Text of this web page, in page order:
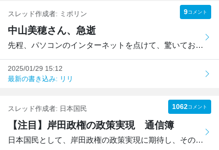
スレッド作成者: ミポリン 9コメント
中山美穂さん、急逝
先程、パソコンのインターネットを点けて、驚いております。...
2025/01/29 15:12
最新の書き込み: リリ
スレッド作成者: 日本国民 1062コメント
【注目】岸田政権の政策実現 通信簿
日本国民として、岸田政権の政策実現に期待し、その進捗と課...